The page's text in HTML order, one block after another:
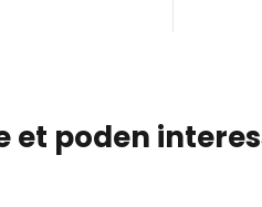
et poden